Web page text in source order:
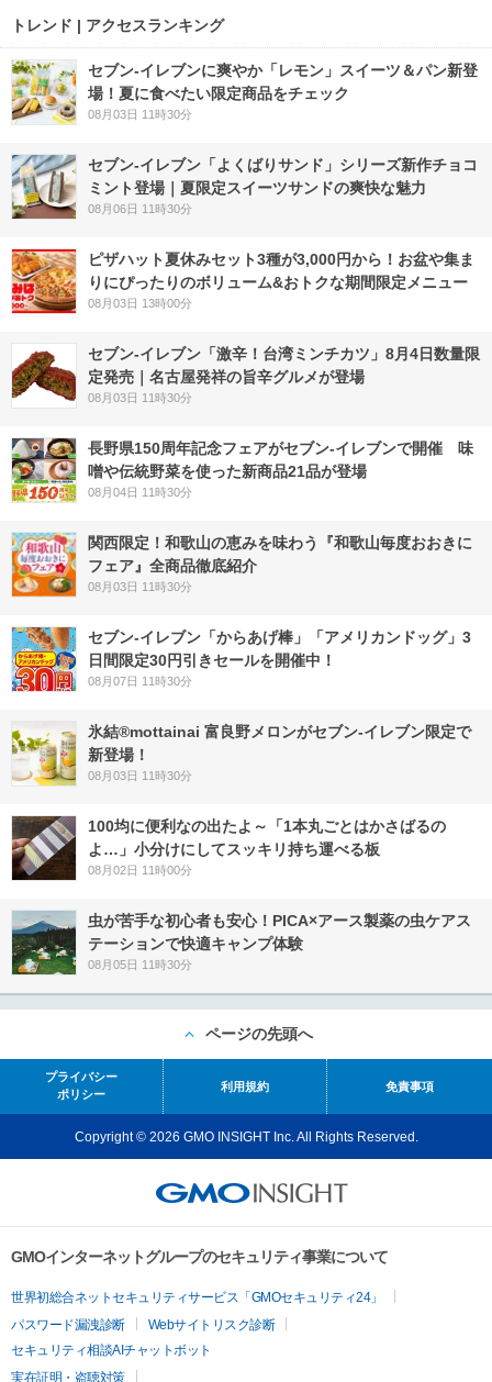
トレンド | アクセスランキング
セブン‐イレブンに爽やか「レモン」スイーツ＆パン新登
場！夏に食べたい限定商品をチェック
08月03日 11時30分
セブン‐イレブン「よくばりサンド」シリーズ新作チョコ
ミント登場｜夏限定スイーツサンドの爽快な魅力
08月06日 11時30分
ピザハット夏休みセット3種が3,000円から！お盆や集ま
りにぴったりのボリューム&おトクな期間限定メニュー
08月03日 13時00分
セブン-イレブン「激辛！台湾ミンチカツ」8月4日数量限
定発売｜名古屋発祥の旨辛グルメが登場
08月03日 11時30分
長野県150周年記念フェアがセブン-イレブンで開催 味
噌や伝統野菜を使った新商品21品が登場
08月04日 11時30分
関西限定！和歌山の恵みを味わう『和歌山毎度おおきに
フェア』全商品徹底紹介
08月03日 11時30分
セブン‐イレブン「からあげ棒」「アメリカンドッグ」3
日間限定30円引きセールを開催中！
08月07日 11時30分
氷結®mottainai 富良野メロンがセブン‐イレブン限定で
新登場！
08月03日 11時30分
100均に便利なの出たよ～「1本丸ごとはかさばるの
よ…」小分けにしてスッキリ持ち運べる板
08月02日 11時00分
虫が苦手な初心者も安心！PICA×アース製薬の虫ケアス
テーションで快適キャンプ体験
08月05日 11時30分
ページの先頭へ
プライバシー
ポリシー
利用規約 免責事項
Copyright © 2026 GMO INSIGHT Inc. All Rights Reserved.
GMOインターネットグループのセキュリティ事業について
世界初総合ネットセキュリティサービス「GMOセキュリティ24」
パスワード漏洩診断
Webサイトリスク診断
セキュリティ相談AIチャットボット
実在証明・盗聴対策